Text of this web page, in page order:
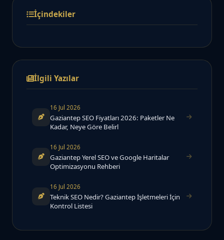
İçindekiler
İlgili Yazılar
16 Jul 2026
Gaziantep SEO Fiyatları 2026: Paketler Ne
Kadar, Neye Göre Belirl
16 Jul 2026
Gaziantep Yerel SEO ve Google Haritalar
Optimizasyonu Rehberi
16 Jul 2026
Teknik SEO Nedir? Gaziantep İşletmeleri İçin
Kontrol Listesi